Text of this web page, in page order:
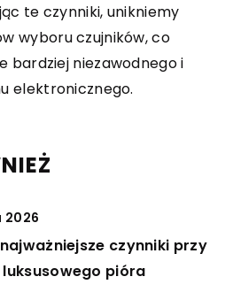
te czynniki, unikniemy
wyboru czujników, co
bardziej niezawodnego i
elektronicznego.
2026
czynniki przy
pióra